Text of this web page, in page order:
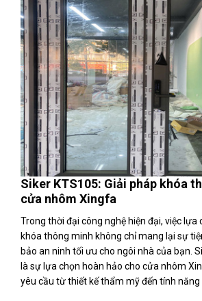
Siker KTS105: Giải pháp khóa
cửa nhôm Xingfa
Trong thời đại công nghệ hiện đại, việc lựa
khóa thông minh không chỉ mang lại sự
bảo an ninh tối ưu cho ngôi nhà của bạn.
là sự lựa chọn hoàn hảo cho cửa nhôm
yêu cầu từ thiết kế thẩm mỹ đến tính năng